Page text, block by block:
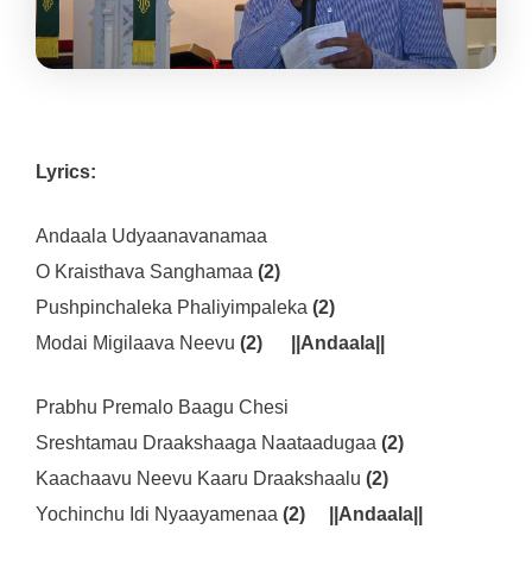
Lyrics:
Andaala Udyaanavanamaa
O Kraisthava Sanghamaa (2)
Pushpinchaleka Phaliyimpaleka (2)
Modai Migilaava Neevu (2) ||Andaala||
Prabhu Premalo Baagu Chesi
Sreshtamau Draakshaaga Naataadugaa (2)
Kaachaavu Neevu Kaaru Draakshaalu (2)
Yochinchu Idi Nyaayamenaa (2) ||Andaala||